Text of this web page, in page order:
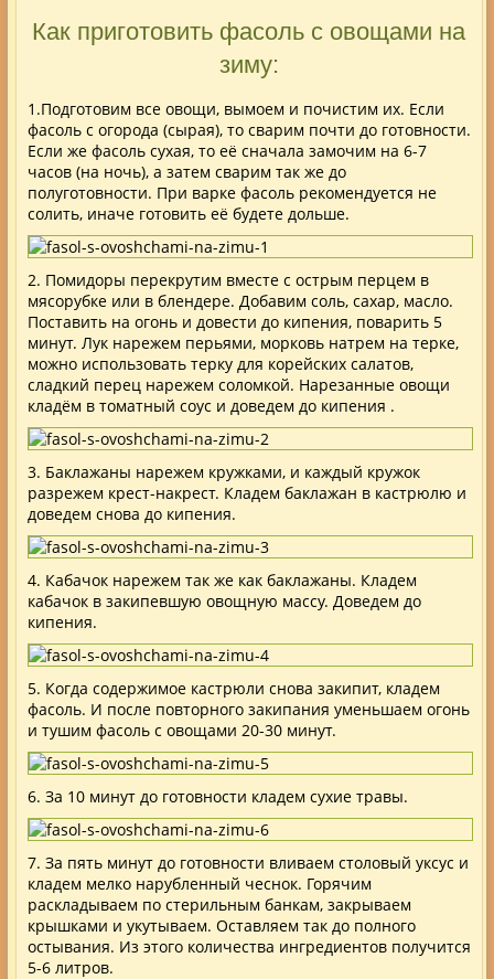
Как приготовить фасоль с овощами на
зиму:
1.Подготовим все овощи, вымоем и почистим их. Если
фасоль с огорода (сырая), то сварим почти до готовности.
Если же фасоль сухая, то её сначала замочим на 6-7
часов (на ночь), а затем сварим так же до
полуготовности. При варке фасоль рекомендуется не
солить, иначе готовить её будете дольше.
2. Помидоры перекрутим вместе с острым перцем в
мясорубке или в блендере. Добавим соль, сахар, масло.
Поставить на огонь и довести до кипения, поварить 5
минут. Лук нарежем перьями, морковь натрем на терке,
можно использовать терку для корейских салатов,
сладкий перец нарежем соломкой. Нарезанные овощи
кладём в томатный соус и доведем до кипения .
3. Баклажаны нарежем кружками, и каждый кружок
разрежем крест-накрест. Кладем баклажан в кастрюлю и
доведем снова до кипения.
4. Кабачок нарежем так же как баклажаны. Кладем
кабачок в закипевшую овощную массу. Доведем до
кипения.
5. Когда содержимое кастрюли снова закипит, кладем
фасоль. И после повторного закипания уменьшаем огонь
и тушим фасоль с овощами 20-30 минут.
6. За 10 минут до готовности кладем сухие травы.
7. За пять минут до готовности вливаем столовый уксус и
кладем мелко нарубленный чеснок. Горячим
раскладываем по стерильным банкам, закрываем
крышками и укутываем. Оставляем так до полного
остывания. Из этого количества ингредиентов получится
5-6 литров.